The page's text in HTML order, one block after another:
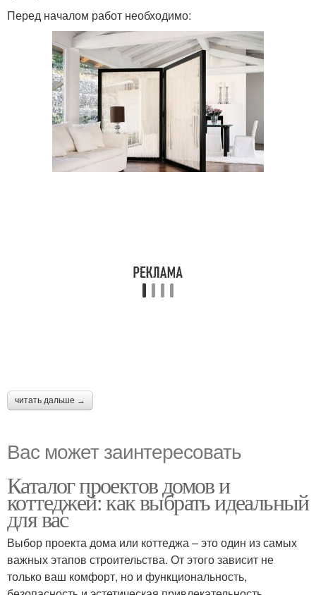
Перед началом работ необходимо:
читать дальше →
Вас может заинтересовать
Каталог проектов домов и
коттеджей: как выбрать идеальный
для вас
Выбор проекта дома или коттеджа – это один из самых
важных этапов строительства. От этого зависит не
только ваш комфорт, но и функциональность,